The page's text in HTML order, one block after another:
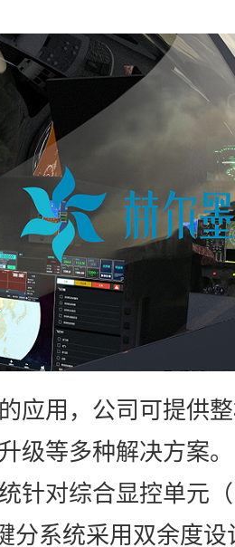
应用，公司可提供
级等多种解决方案。
针对综合显控单元
分系统采用双余度